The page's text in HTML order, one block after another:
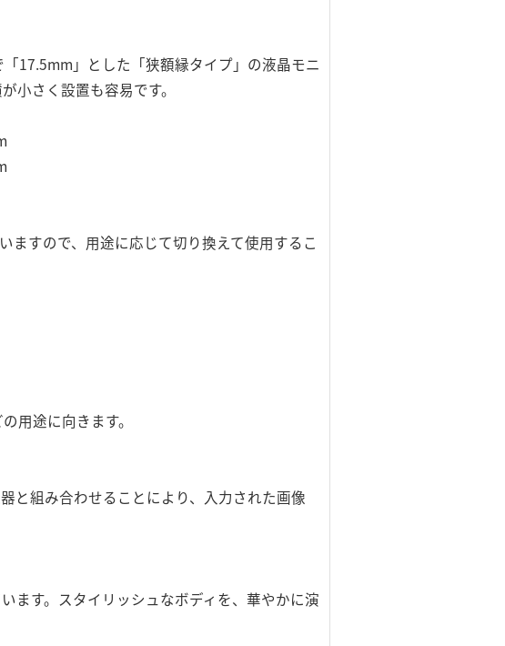
17.5mm」とした「狭額縁タイプ」の液晶モニ
小さく設置も容易です。
ますので、用途に応じて切り換えて使用するこ
用途に向きます。
と組み合わせることにより、入力された画像
ます。スタイリッシュなボディを、華やかに演